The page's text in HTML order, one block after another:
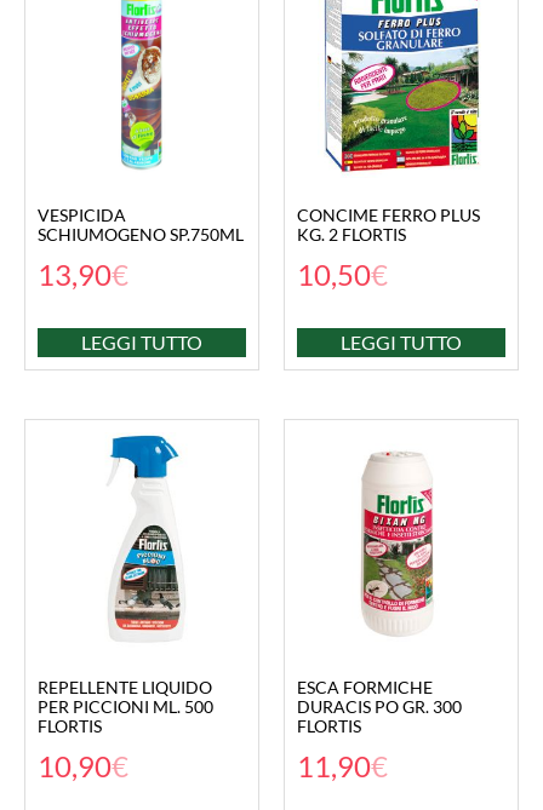
VESPICIDA
SCHIUMOGENO SP.750ML
13,90€
LEGGI TUTTO
CONCIME FERRO PLUS
KG. 2 FLORTIS
10,50€
LEGGI TUTTO
REPELLENTE LIQUIDO
PER PICCIONI ML. 500
FLORTIS
10,90€
ESCA FORMICHE
DURACIS PO GR. 300
FLORTIS
11,90€